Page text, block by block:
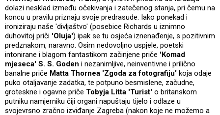
dolazi nesklad između očekivanja i zatečenog stanja, pri čemu na
koncu u pravilu priznaju svoje predrasude. Iako ponekad i
ironiziraju naše 'divljaštvo' (posebice Richards u iznimno
duhovitoj priči 'Oluja') ipak se tu osjeća iznenađenje, s pozitivnim
predznakom, naravno. Osim nedovoljno uspjele, poetski
intonirane i blagom fantastikom začinjene priče 'Komad
mjeseca' S. S. Goden i nezanimljive, neinventivne i prilično
banalne priče Matta Thornea 'Zgoda za fotografiju' koja odaje
puko otaljavanje zadatka, te potpuno besmislene, začudne,
groteskne i ogavne priče Tobyja Litta 'Turist' o britanskom
putniku namjerniku čiji organi napuštaju tijelo i odlaze u
svojevrsno zračno izviđanje Zagreba (nakon koje ne možemo a